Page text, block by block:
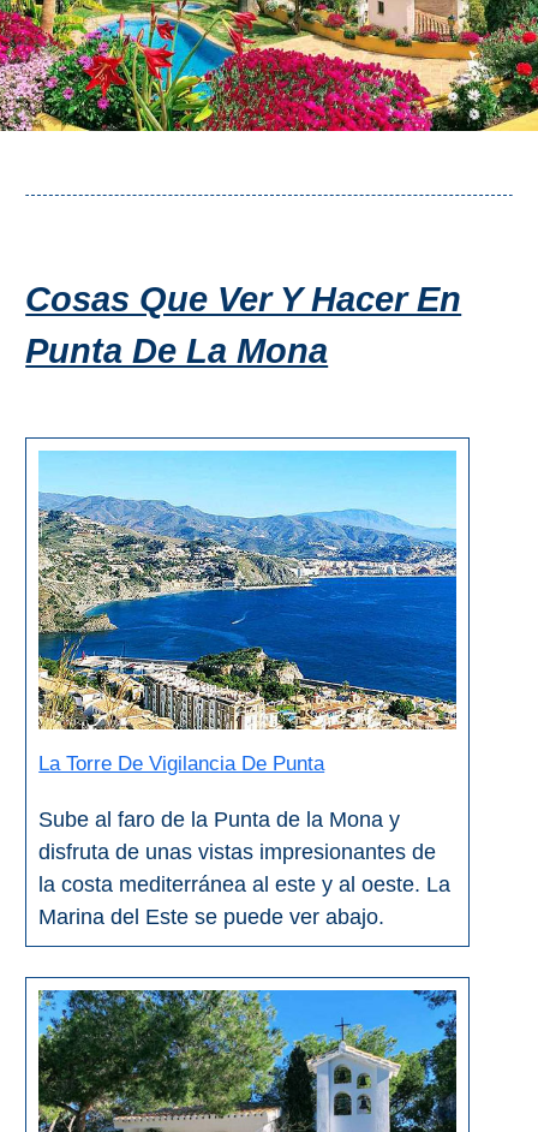
Cosas Que Ver Y Hacer En
Punta De La Mona
La Torre De Vigilancia De Punta
Sube al faro de la Punta de la Mona y
disfruta de unas vistas impresionantes de
la costa mediterránea al este y al oeste. La
Marina del Este se puede ver abajo.